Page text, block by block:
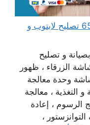
مهندس كمبيوتر الصليبية 65511033 تصليح لابتوب و
و تصليح
الزرقاء ، ظهور
وحدة معالجة
التغذية ، معالجة
الرسوم ، إعادة
،